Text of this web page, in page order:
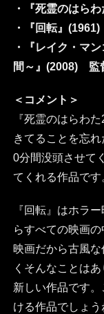
・『死霊のはら
・『回転』
・『レイク・マ
間～』(2008) 監
＜コメント＞
『死霊のはらわ
きてることを忘
0分間没頭させて
てくれる作品です
『回転』はホラ
らすべての映画
映画だから古風
くそんなことは
新しい作品です
ける作品でしょう